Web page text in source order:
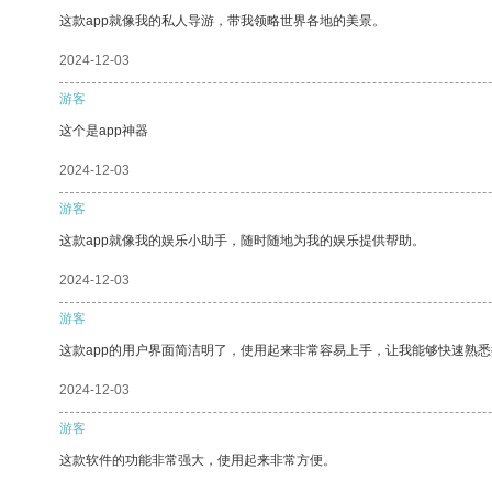
这款app就像我的私人导游，带我领略世界各地的美景。
2024-12-03
游客
这个是app神器
2024-12-03
游客
这款app就像我的娱乐小助手，随时随地为我的娱乐提供帮助。
2024-12-03
游客
这款app的用户界面简洁明了，使用起来非常容易上手，让我能够快速熟
2024-12-03
游客
这款软件的功能非常强大，使用起来非常方便。